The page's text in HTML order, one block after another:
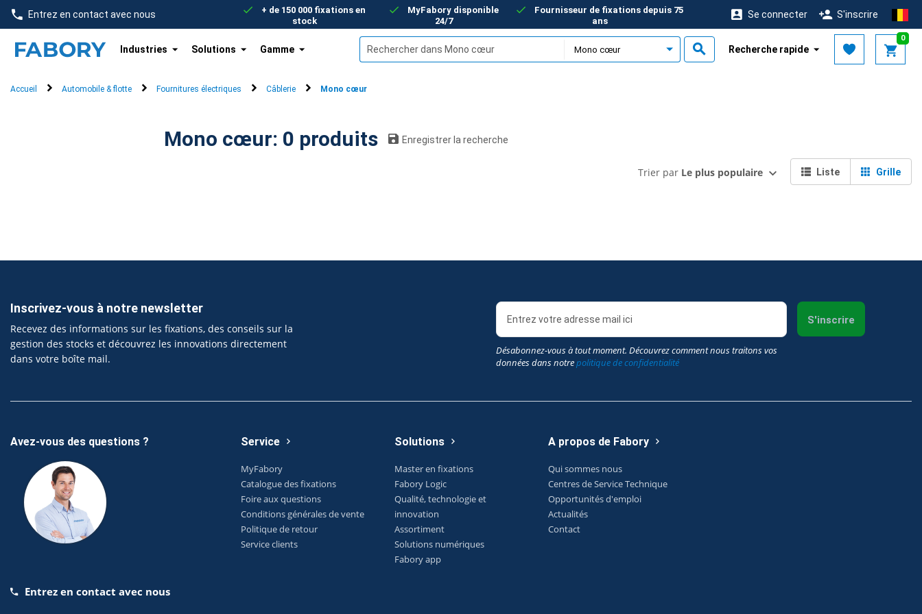
text.skipToContent
text.skipToNavigation
Entrez en contact avec nous
+ de 150 000 fixations en
stock
MyFabory disponible
24/7
Fournisseur de fixations depuis 75
ans
Se connecter S'inscrire
Industries Solutions Gamme
0
Recherche rapide
Accueil Automobile & flotte Fournitures électriques Câblerie Mono cœur
Mono cœur: 0 produits Enregistrer la recherche
Grille
Liste
Trier par Le plus populaire
Inscrivez-vous à notre newsletter
Recevez des informations sur les fixations, des conseils sur la
gestion des stocks et découvrez les innovations directement
dans votre boîte mail.
Désabonnez-vous à tout moment. Découvrez comment nous traitons vos
données dans notrepolitique de confidentialité
S'inscrire
Avez-vous des questions ?
Entrez en contact avec nous
Service
MyFabory
Catalogue des fixations
Foire aux questions
Conditions générales de vente
Politique de retour
Service clients
Solutions
Master en fixations
Fabory Logic
Qualité, technologie et
innovation
Assortiment
Solutions numériques
Fabory app
A propos de Fabory
Qui sommes nous
Centres de Service Technique
Opportunités d'emploi
Actualités
Contact